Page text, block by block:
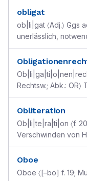
obligat
ob|li|gat 〈Adj.〉 Ggs
unerlässlich,
...
Rechtsw.; Abk.:
Bestimmungen des
Obliteration
Ob|li|te|ra|ti|on 〈f.
Verschwinden von
Oboe
Oboe 〈[–bo] f. 19;